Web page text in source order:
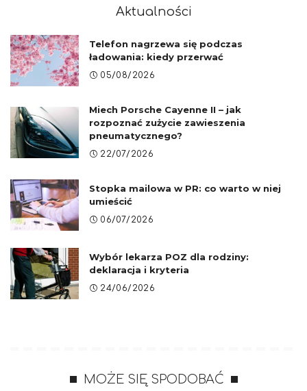
Aktualności
Telefon nagrzewa się podczas
ładowania: kiedy przerwać
05/08/2026
Miech Porsche Cayenne II – jak
rozpoznać zużycie zawieszenia
pneumatycznego?
22/07/2026
Stopka mailowa w PR: co warto w niej
umieścić
06/07/2026
Wybór lekarza POZ dla rodziny:
deklaracja i kryteria
24/06/2026
MOŻE SIĘ SPODOBAĆ